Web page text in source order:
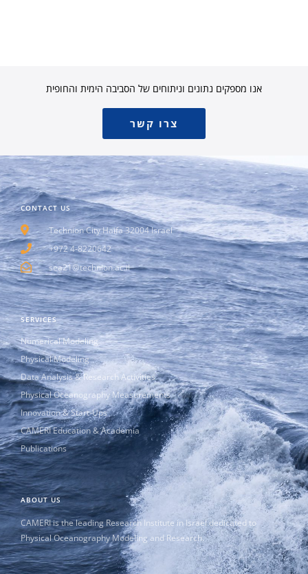
אנו מספקים נתונים וניתוחים של הסביבה הימית והחופית
צרו קשר
ABOUT US
CAMERI is the leading Research Institute in Israel dedicated to
Physical Oceanography Modeling and Research.
SERVICES
Numerical Modeling
Physical Modeling
Data Analysis & Research Activities
Physical Oceanography Measurements
Innovation & Start-Ups
CAMERI Education & Academia
Publications
CONTACT US
Technion City Haifa 32004 Israel
+972 4-8220642
sea21@technion.ac.il